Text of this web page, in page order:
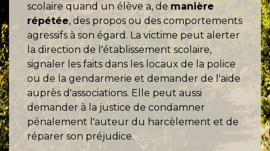
scolaire quand un élève a, de manière
répétée, des propos ou des comportements
agressifs à son égard. La victime peut alerter
la direction de l'établissement scolaire,
signaler les faits dans les locaux de la police
ou de la gendarmerie et demander de l'aide
auprès d'associations. Elle peut aussi
demander à la justice de condamner
pénalement l'auteur du harcèlement et de
réparer son préjudice.